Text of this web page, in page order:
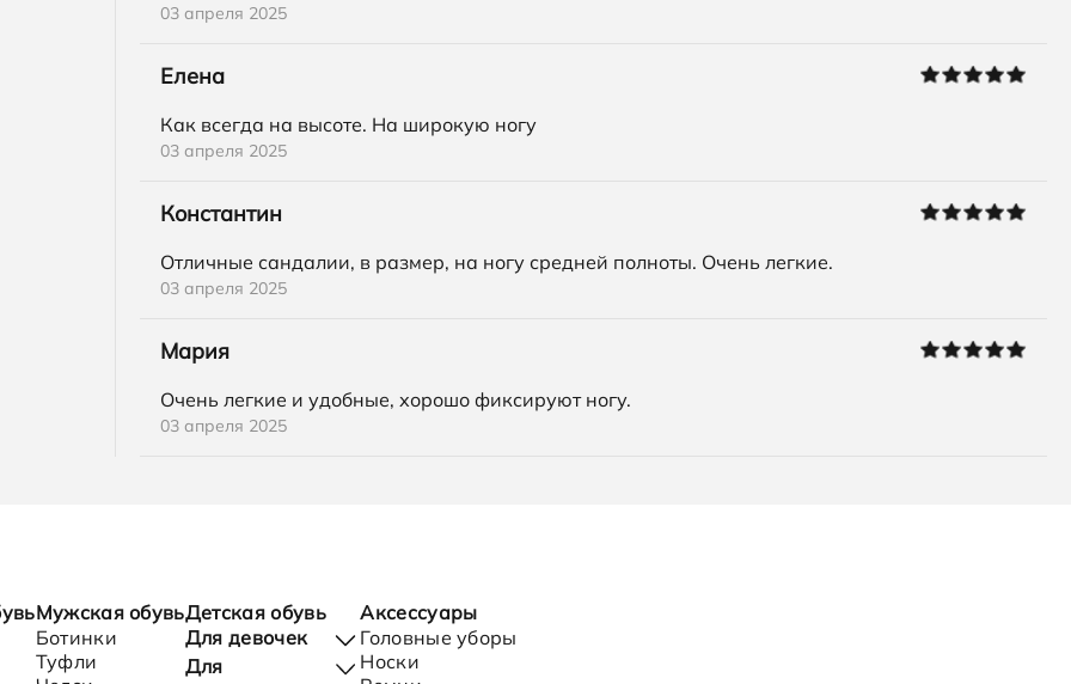
03 апреля 2025
Елена
Как всегда на высоте. На широкую ногу
03 апреля 2025
Константин
Отличные сандалии, в размер, на ногу средней полноты. Очень легкие.
03 апреля 2025
Мария
Очень легкие и удобные, хорошо фиксируют ногу.
03 апреля 2025
Мужская обувь
Ботинки
Туфли
Детская обувь
Для девочек
Для
Аксессуары
Головные уборы
Носки